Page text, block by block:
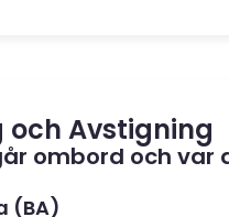
Avstigning
ombord och var
(BA)